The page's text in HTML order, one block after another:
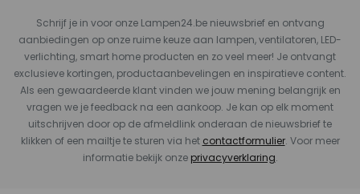
Schrijf je in voor onze Lampen24.be nieuwsbrief en ontvang
aanbiedingen op onze ruime keuze aan lampen, ventilatoren, LED-
verlichting, smart home producten en zo veel meer! Je ontvangt
exclusieve kortingen, productaanbevelingen en inspiratieve content.
Als een gewaardeerde klant vinden we jouw mening belangrijk en
vragen we je feedback na een aankoop. Je kan op elk moment
uitschrijven door op de afmeldlink onderaan de nieuwsbrief te
klikken of een mailtje te sturen via het contactformulier. Voor meer
informatie bekijk onze privacyverklaring.